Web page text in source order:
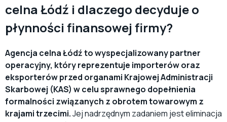
celna Łódź i dlaczego decyduje o
płynności finansowej firmy?
Agencja celna Łódź to wyspecjalizowany partner
operacyjny, który reprezentuje importerów oraz
eksporterów przed organami Krajowej Administracji
Skarbowej (KAS) w celu sprawnego dopełnienia
formalności związanych z obrotem towarowym z
krajami trzecimi.Jej nadrzędnym zadaniem jest eliminacja